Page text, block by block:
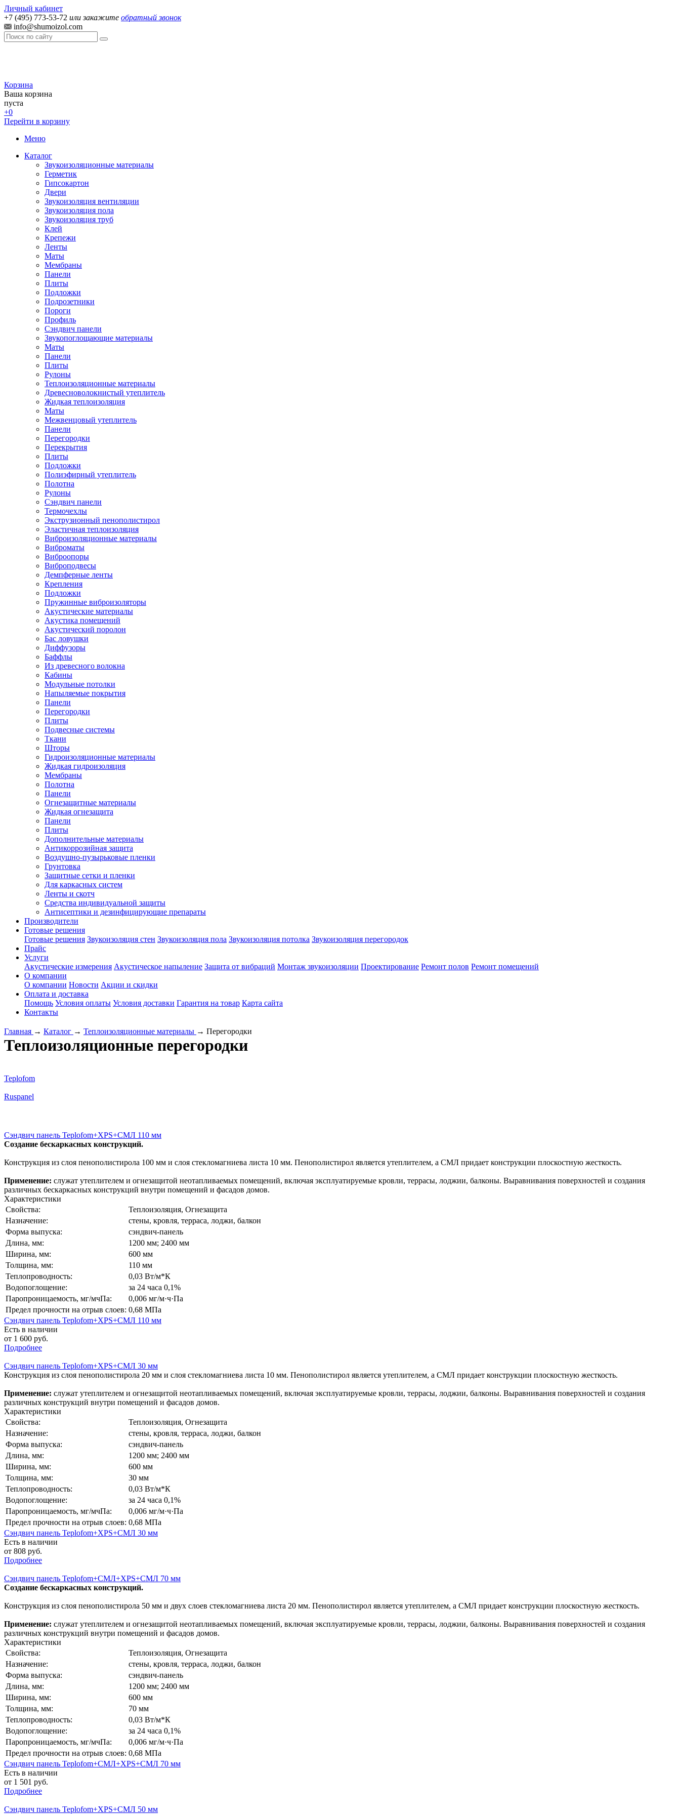
Личный кабинет
+7 (495) 773-53-72 или закажите обратный звонок
info@shumoizol.com
Корзина
Ваша корзина
пуста
+0
Перейти в корзину
Меню
Каталог
Звукоизоляционные материалы
Герметик
Гипсокартон
Двери
Звукоизоляция вентиляции
Звукоизоляция пола
Звукоизоляция труб
Клей
Крепежи
Ленты
Маты
Мембраны
Панели
Плиты
Подложки
Подрозетники
Пороги
Профиль
Сэндвич панели
Звукопоглощающие материалы
Маты
Панели
Плиты
Рулоны
Теплоизоляционные материалы
Древесноволокнистый утеплитель
Жидкая теплоизоляция
Маты
Межвенцовый утеплитель
Панели
Перегородки
Перекрытия
Плиты
Подложки
Полиэфирный утеплитель
Полотна
Рулоны
Сэндвич панели
Термочехлы
Экструзионный пенополистирол
Эластичная теплоизоляция
Виброизоляционные материалы
Виброматы
Виброопоры
Виброподвесы
Демпферные ленты
Крепления
Подложки
Пружинные виброизоляторы
Акустические материалы
Акустика помещений
Акустический поролон
Бас ловушки
Диффузоры
Баффлы
Из древесного волокна
Кабины
Модульные потолки
Напыляемые покрытия
Панели
Перегородки
Плиты
Подвесные системы
Ткани
Шторы
Гидроизоляционные материалы
Жидкая гидроизоляция
Мембраны
Полотна
Панели
Огнезащитные материалы
Жидкая огнезащита
Панели
Плиты
Дополнительные материалы
Антикоррозийная защита
Воздушно-пузырьковые пленки
Грунтовка
Защитные сетки и пленки
Для каркасных систем
Ленты и скотч
Средства индивидуальной защиты
Антисептики и дезинфицирующие препараты
Производители
Готовые решения
Готовые решения Звукоизоляция стен Звукоизоляция пола Звукоизоляция потолка Звукоизоляция перегородок
Прайс
Услуги
Акустические измерения Акустическое напыление Защита от вибраций Монтаж звукоизоляции Проектирование Ремонт полов Ремонт помещений
О компании
О компании Новости Акции и скидки
Оплата и доставка
Помощь Условия оплаты Условия доставки Гарантия на товар Карта сайта
Контакты
Главная → Каталог → Теплоизоляционные материалы → Перегородки
Теплоизоляционные перегородки
Teplofom
Ruspanel
Сэндвич панель Teplofom+XPS+СМЛ 110 мм
Создание бескаркасных конструкций.
Конструкция из слоя пенополистирола 100 мм и слоя стекломагниева листа 10 мм. Пенополиcтирол является утеплителем, а СМЛ придает конструкции плоскостную жесткость.
Применение: служат утеплителем и огнезащитой неотапливаемых помещений, включая эксплуатируемые кровли, террасы, лоджии, балконы. Выравнивания поверхностей и создания
различных бескаркасных конструкций внутри помещений и фасадов домов.
Характеристики
Свойства:
Теплоизоляция, Огнезащита
Назначение:
стены, кровля, терраса, лоджи, балкон
Форма выпуска:
cэндвич-панель
Длина, мм:
1200 мм; 2400 мм
Ширина, мм:
600 мм
Толщина, мм:
110 мм
Теплопроводность:
0,03 Вт/м*К
Водопоглощение:
за 24 часа 0,1%
Паропроницаемость, мг/мчПа:
0,006 мг/м·ч·Па
Предел прочности на отрыв слоев: 0,68 МПа
Сэндвич панель Teplofom+XPS+СМЛ 110 мм
Есть в наличии
от 1 600 руб.
Подробнее
Сэндвич панель Teplofom+XPS+СМЛ 30 мм
Конструкция из слоя пенополистирола 20 мм и слоя стекломагниева листа 10 мм. Пенополиcтирол является утеплителем, а СМЛ придает конструкции плоскостную жесткость.
Применение: служат утеплителем и огнезащитой неотапливаемых помещений, включая эксплуатируемые кровли, террасы, лоджии, балконы. Выравнивания поверхностей и создания
различных конструкций внутри помещений и фасадов домов.
Характеристики
Свойства:
Теплоизоляция, Огнезащита
Назначение:
стены, кровля, терраса, лоджи, балкон
Форма выпуска:
cэндвич-панель
Длина, мм:
1200 мм; 2400 мм
Ширина, мм:
600 мм
Толщина, мм:
30 мм
Теплопроводность:
0,03 Вт/м*К
Водопоглощение:
за 24 часа 0,1%
Паропроницаемость, мг/мчПа:
0,006 мг/м·ч·Па
Предел прочности на отрыв слоев: 0,68 МПа
Сэндвич панель Teplofom+XPS+СМЛ 30 мм
Есть в наличии
от 808 руб.
Подробнее
Сэндвич панель Teplofom+СМЛ+XPS+СМЛ 70 мм
Создание бескаркасных конструкций.
Конструкция из слоя пенополистирола 50 мм и двух слоев стекломагниева листа 20 мм. Пенополиcтирол является утеплителем, а СМЛ придает конструкции плоскостную жесткость.
Применение: служат утеплителем и огнезащитой неотапливаемых помещений, включая эксплуатируемые кровли, террасы, лоджии, балконы. Выравнивания поверхностей и создания
различных конструкций внутри помещений и фасадов домов.
Характеристики
Свойства:
Теплоизоляция, Огнезащита
Назначение:
стены, кровля, терраса, лоджи, балкон
Форма выпуска:
cэндвич-панель
Длина, мм:
1200 мм; 2400 мм
Ширина, мм:
600 мм
Толщина, мм:
70 мм
Теплопроводность:
0,03 Вт/м*К
Водопоглощение:
за 24 часа 0,1%
Паропроницаемость, мг/мчПа:
0,006 мг/м·ч·Па
Предел прочности на отрыв слоев: 0,68 МПа
Сэндвич панель Teplofom+СМЛ+XPS+СМЛ 70 мм
Есть в наличии
от 1 501 руб.
Подробнее
Сэндвич панель Teplofom+XPS+СМЛ 50 мм